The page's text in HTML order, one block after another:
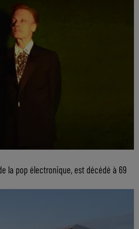
la pop électronique, est décédé à 69